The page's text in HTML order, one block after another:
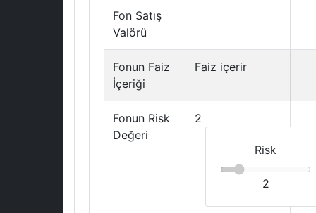
Fon Satış
Valörü
Fonun Faiz
İçeriği
Faiz içerir
Fonun Risk
Değeri
2
Risk
2